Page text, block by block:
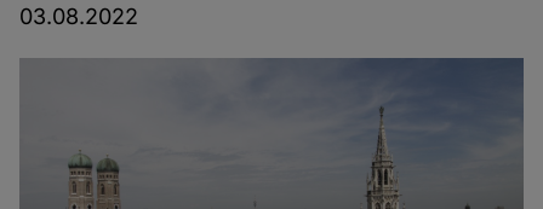
03.08.2022